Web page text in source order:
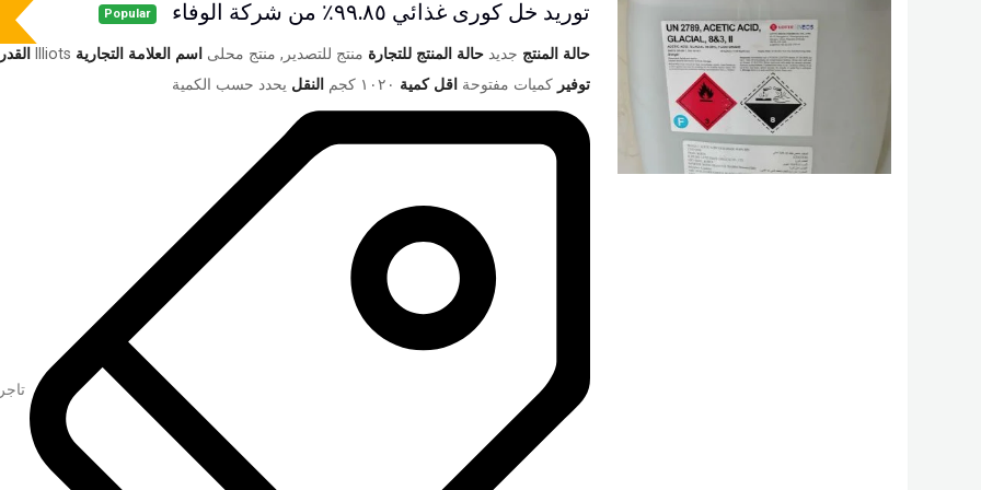
توريد خل كورى غذائي ٩٩.٨٥٪ من شركة الوفاء Popular
حالة المنتج جديد حالة المنتج للتجارة منتج للتصدير, منتج محلى اسم العلامة التجارية Illiots
توفير كميات مفتوحة اقل كمية ١٠٢٠ كجم النقل يحدد حسب الكمية
تاجر